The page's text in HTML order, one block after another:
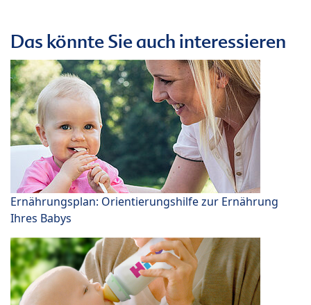
Das könnte Sie auch interessieren
Ernährungsplan: Orientierungshilfe zur Ernährung
Ihres Babys